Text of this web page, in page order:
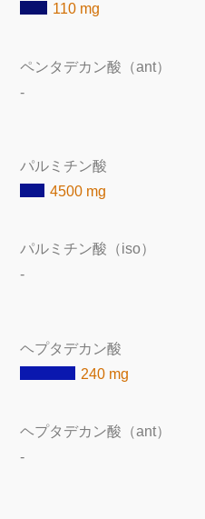
110 mg
ペンタデカン酸（ant）
-
パルミチン酸
4500 mg
パルミチン酸（iso）
-
ヘプタデカン酸
240 mg
ヘプタデカン酸（ant）
-